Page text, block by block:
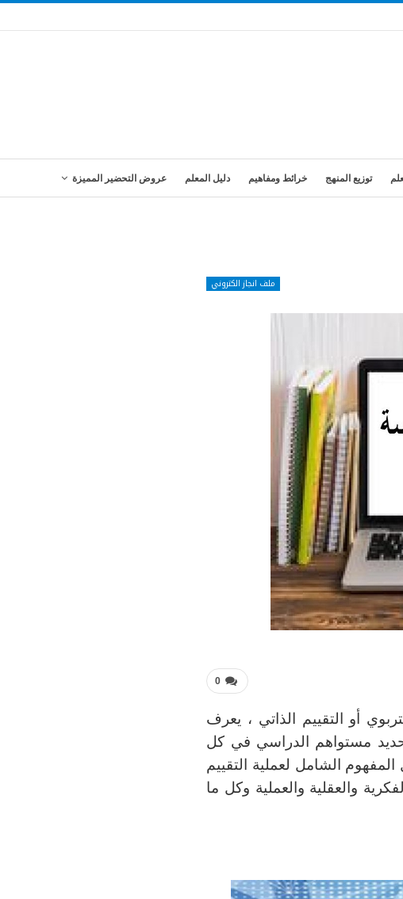
توزيع المنهج خرائط ومفاهيم دليل المعلم عروض التحضير المميزة
ملف انجاز الكتروني
0
أو التقييم الذاتي ، يعرف
مستواهم الدراسي في كل
الشامل لعملية التقييم
والعقلية والعملية وكل ما